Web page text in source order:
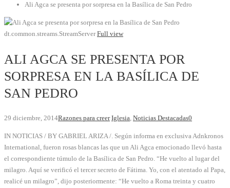
Ali Agca se presenta por sorpresa en la Basílica de San Pedro
dt.common.streams.StreamServerFull view
ALI AGCA SE PRESENTA POR
SORPRESA EN LA BASÍLICA DE
SAN PEDRO
29 diciembre, 2014Razones para creer Iglesia, Noticias Destacadas0
IN NOTICIAS / BY GABRIEL ARIZA /. Según informa en exclusiva Adnkronos
International, fueron rosas blancas las que un Ali Agca emocionado llevó hasta
el correspondiente túmulo de la Basílica de San Pedro. “He vuelto al lugar del
milagro. Aquí se verificó el tercer secreto de Fátima. Yo, con el atentado al Papa,
realicé un milagro”, dijo posteriormente: “He vuelto a Roma treinta y cuatro